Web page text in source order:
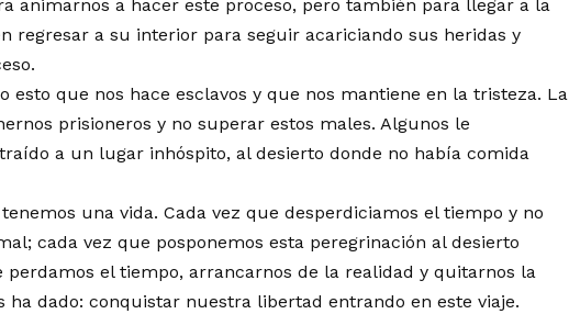
animarnos a hacer este proceso, pero también para llegar a la
regresar a su interior para seguir acariciando sus heridas y
esto que nos hace esclavos y que nos mantiene en la tristeza. La
prisioneros y no superar estos males. Algunos le
a un lugar inhóspito, al desierto donde no había comida
una vida. Cada vez que desperdiciamos el tiempo y no
cada vez que posponemos esta peregrinación al desierto
perdamos el tiempo, arrancarnos de la realidad y quitarnos la
ha dado: conquistar nuestra libertad entrando en este viaje.